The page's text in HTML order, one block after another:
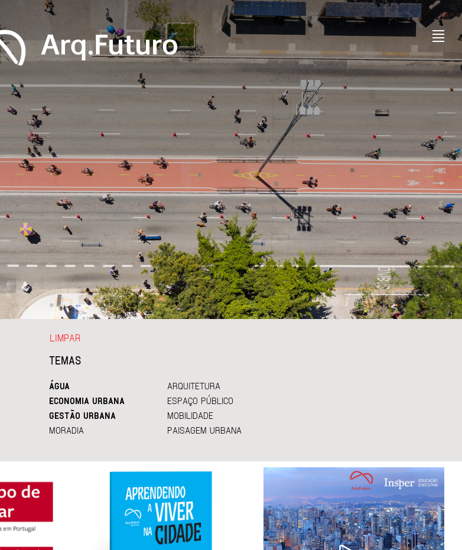
TEMAS
ÁGUA
ARQUITETURA
ECONOMIA URBANA
ESPAÇO PÚBLICO
GESTÃO URBANA
MOBILIDADE
MORADIA
PAISAGEM URBANA
LIMPAR